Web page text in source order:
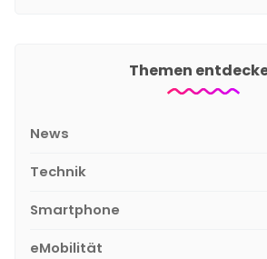
Themen
News
Technik
Smartphone
eMobilität